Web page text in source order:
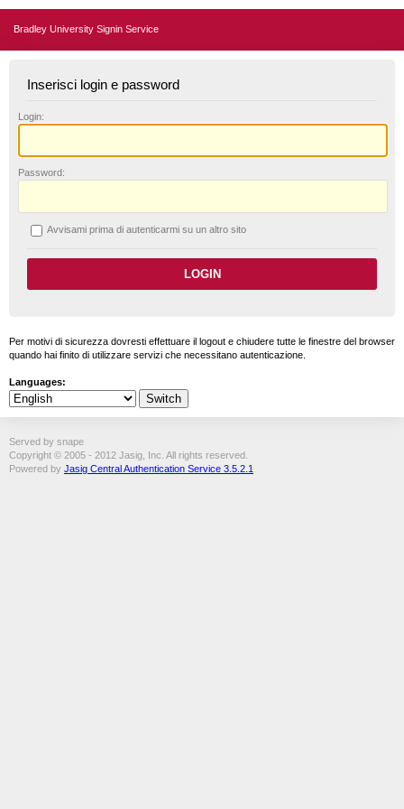
Bradley University Signin Service
Inserisci login e password
L ogin:
Password:
Avvisami prima di autenticarmi su un altro sito
Per motivi di sicurezza dovresti effettuare il logout e chiudere tutte le finestre del browser
quando hai finito di utilizzare servizi che necessitano autenticazione.
Languages:
Served by snape
Copyright © 2005 - 2012 Jasig, Inc. All rights reserved.
Powered by Jasig Central Authentication Service 3.5.2.1